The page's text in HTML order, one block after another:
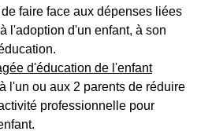
faire face aux dépenses liées
l'adoption d'un enfant, à son
d'éducation de l'enfant
l'un ou aux 2 parents de réduire
professionnelle pour